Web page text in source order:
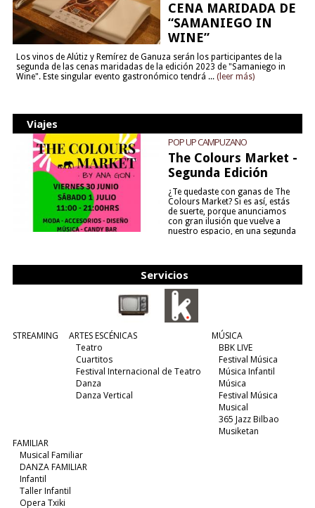
CENA MARIDADA DE
“SAMANIEGO IN
WINE”
Los vinos de Alútiz y Remírez de Ganuza serán los participantes de la
segunda de las cenas maridadas de la edición 2023 de "Samaniego in
Wine". Este singular evento gastronómico tendrá ... (leer más)
Viajes
POP UP CAMPUZANO
The Colours Market -
Segunda Edición
¿Te quedaste con ganas de The
Colours Market? Si es así, estás
de suerte, porque anunciamos
con gran ilusión que vuelve a
nuestro espacio, en una segunda
Servicios
STREAMING
ARTES ESCÉNICAS
Teatro
Cuartitos
Festival Internacional de Teatro
Danza
Danza Vertical
MÚSICA
BBK LIVE
Festival Música
Música Infantil
Música
Festival Música
Musical
365 Jazz Bilbao
Musiketan
FAMILIAR
Musical Familiar
DANZA FAMILIAR
Infantil
Taller Infantil
Opera Txiki